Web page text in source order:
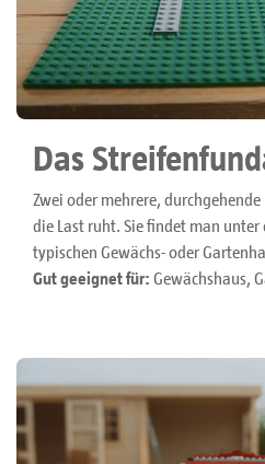
Das
Zwei oder mehrere,
die Last ruht. Sie findet man unter
typischen Gewächs- oder
Gut geeignet für: Gewächshaus,